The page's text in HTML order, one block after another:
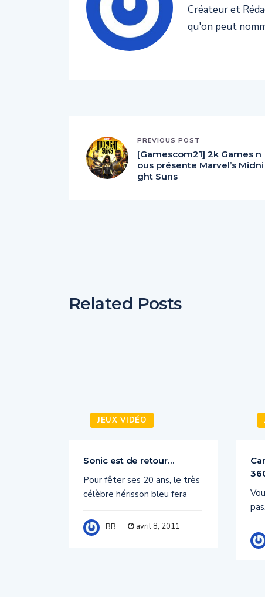
Créateur et
qu'on peut
PREVIOUS POST
[Gamescom21] 2k Games n
ous présente Marvel’s Midni
ght Suns
Related Posts
JEUX VIDÉO
Sonic est de retour…
Pour fêter ses 20 ans, le très
célèbre hérisson bleu fera
BB avril 8, 2011